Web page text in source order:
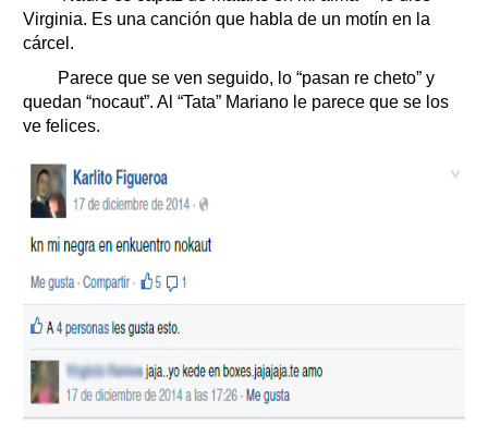
Virginia. Es una canción que habla de un motín en la
cárcel.
Parece que se ven seguido, lo “pasan re cheto” y
quedan “nocaut”. Al “Tata” Mariano le parece que se los
ve felices.